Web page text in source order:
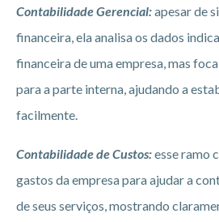
Contabilidade Gerencial:apesar de
financeira, ela analisa os dados
financeira de uma empresa, mas
para a parte interna, ajudando a
facilmente.
Contabilidade de Custos:esse ramo
gastos da empresa para ajudar a
de seus serviços, mostrando